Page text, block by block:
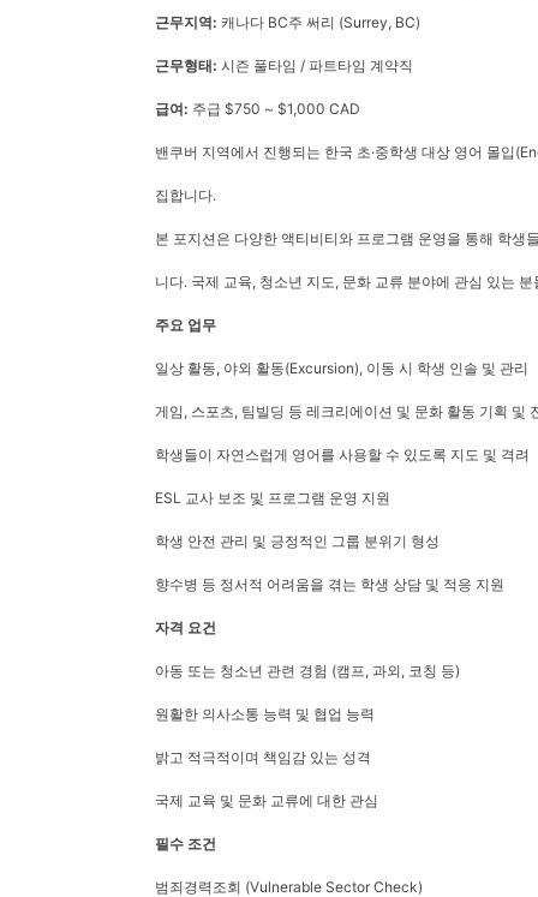
근무지역: 캐나다 BC주 써리 (Surrey, BC)
근무형태: 시즌 풀타임 / 파트타임 계약직
급여: 주급 $750 ~ $1,000 CAD
밴쿠버 지역에서 진행되는 한국 초·중학생 대상 영어 몰입
집합니다.
본 포지션은 다양한 액티비티와 프로그램 운영을 통해 학
니다. 국제 교육, 청소년 지도, 문화 교류 분야에 관심 있는
주요 업무
일상 활동, 야외 활동(Excursion), 이동 시 학생 인솔 및 관리
게임, 스포츠, 팀빌딩 등 레크리에이션 및 문화 활동 기획 및
학생들이 자연스럽게 영어를 사용할 수 있도록 지도 및 격려
ESL 교사 보조 및 프로그램 운영 지원
학생 안전 관리 및 긍정적인 그룹 분위기 형성
향수병 등 정서적 어려움을 겪는 학생 상담 및 적응 지원
자격 요건
아동 또는 청소년 관련 경험 (캠프, 과외, 코칭 등)
원활한 의사소통 능력 및 협업 능력
밝고 적극적이며 책임감 있는 성격
국제 교육 및 문화 교류에 대한 관심
필수 조건
범죄경력조회 (Vulnerable Sector Check)